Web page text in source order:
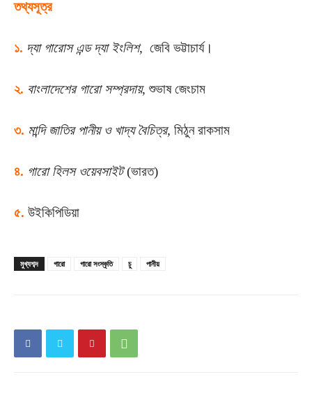
তথ্যসূত্র
১. দ্যা গারোস এন্ড দ্যা ইংলিশ, জেবি ভট্টাচার্য।
২. বাংলাদেশের গারো সম্প্রদায়, শুভাষ জেংচাম
৩. মান্দি জাতির পানীয় ও খাদ্য বৈচিত্র, মিঠুন রাকসাম
৪. গারো হিলস ওয়েবসাইট(ভারত)
৫. উইকিপিডিয়া
মুখ্যশব্দ গারো গারো সংস্কৃতি চু পানীয়